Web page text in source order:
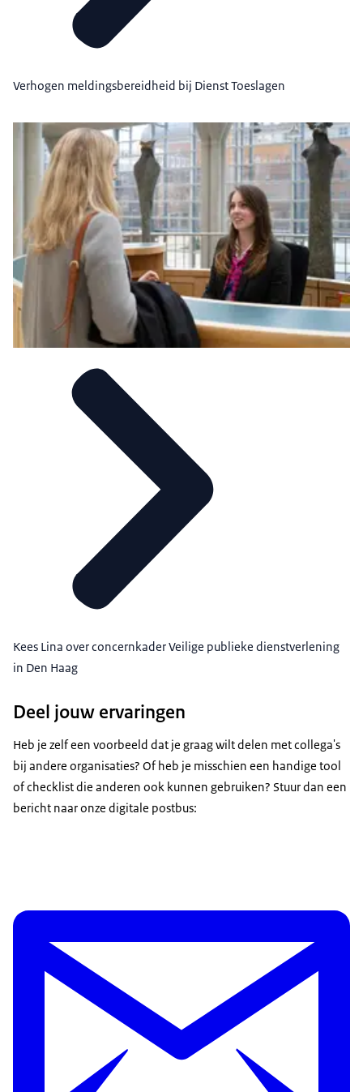
Verhogen meldingsbereidheid bij Dienst Toeslagen
Kees Lina over concernkader Veilige publieke dienstverlening
in Den Haag
Deel jouw ervaringen
Heb je zelf een voorbeeld dat je graag wilt delen met collega's
bij andere organisaties? Of heb je misschien een handige tool
ofchecklistdie anderen ook kunnen gebruiken? Stuur dan een
bericht naar onze digitale postbus: